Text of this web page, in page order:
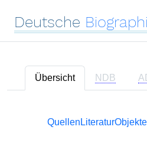
Deutsche
Übersicht NDB
Quellen LiteraturObjekte